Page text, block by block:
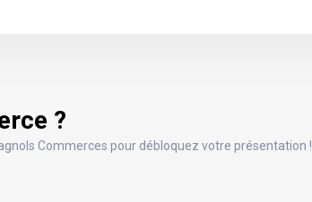
?
Commerces pour débloquez votre présentation !